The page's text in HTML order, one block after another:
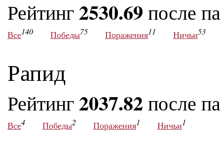
Рейтинг2530.69 после
Все140 Победы75 Поражения11 Ничьи53
Рапид
Рейтинг2037.82 после
Все4 Победы2 Поражения1 Ничьи1